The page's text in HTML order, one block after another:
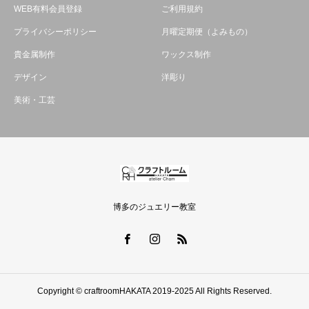
WEB有料会員登録 ご利用規約
プライバシーポリシー 月曜定期便（よみもの）
貴金属制作 ワックス制作
デザイン 洋彫り
美術・工芸
博多のジュエリー教室
Copyright © craftroomHAKATA 2019-2025 All Rights Reserved.